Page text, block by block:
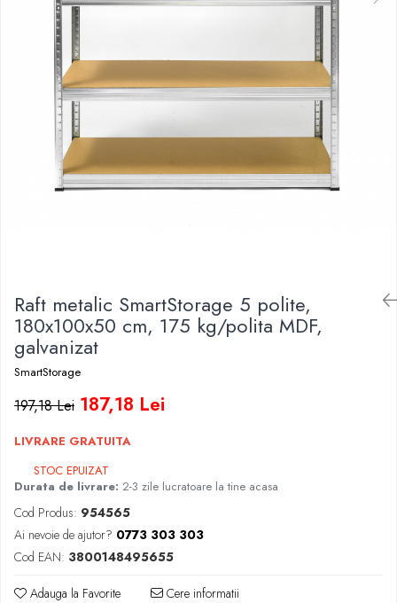
Raft metalic SmartStorage 5 polite,
180x100x50 cm, 175 kg/polita MDF,
galvanizat
SmartStorage
197,18 Lei 187,18 Lei
LIVRARE GRATUITA
STOC EPUIZAT
Durata de livrare: 2-3 zile lucratoare la tine acasa
Cod Produs: 954565
Ai nevoie de ajutor? 0773 303 303
Cod EAN: 3800148495655
Adauga la Favorite Cere informatii